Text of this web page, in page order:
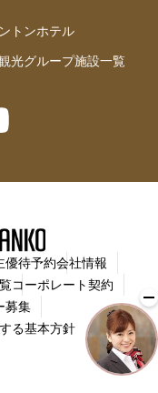
トンホテル
光グループ施設一覧
優待予約会社情報
コーポレート契約
募集
る基本方針